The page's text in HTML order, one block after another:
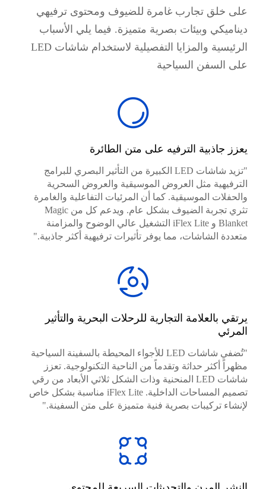
على خلق تجارب غامرة للضيوف ومحتوى ترفيهي
ديناميكي وبيئات بصرية متميزة. فيما يلي الأسباب
الرئيسية والمزايا التفصيلية لاستخدام شاشات LED
على السفن السياحية
يعزز جاذبية الترفيه على متن الطائرة
"تزيد شاشات LED الكبيرة من التأثير البصري للبرامج
الترفيهية مثل العروض الموسيقية والعروض السحرية
والحفلات الموسيقية. كما أن المرئيات التفاعلية والغامرة
تثري تجربة الضيوف بشكل عام. ويدعم كل من Magic
Blanket و iFlex Lite التشغيل عالي الوضوح والمزامنة
متعددة الشاشات، مما يوفر تأثيرات ترفيهية أكثر جاذبية."
يرتقي بالعلامة التجارية للرحلات البحرية والتأثير
المرئي
"تُضفي شاشات LED للأجواء المحيطة بالسفينة السياحية
مظهراً أكثر حداثة وتقدماً من الناحية التكنولوجية. تعزز
شاشات LED المنحنية وذات الشكل ثلاثي الأبعاد من رقي
تصميم المساحات الداخلية. iFlex Lite مناسبة بشكل خاص
لإنشاء تركيبات بصرية فنية متميزة على متن السفينة."